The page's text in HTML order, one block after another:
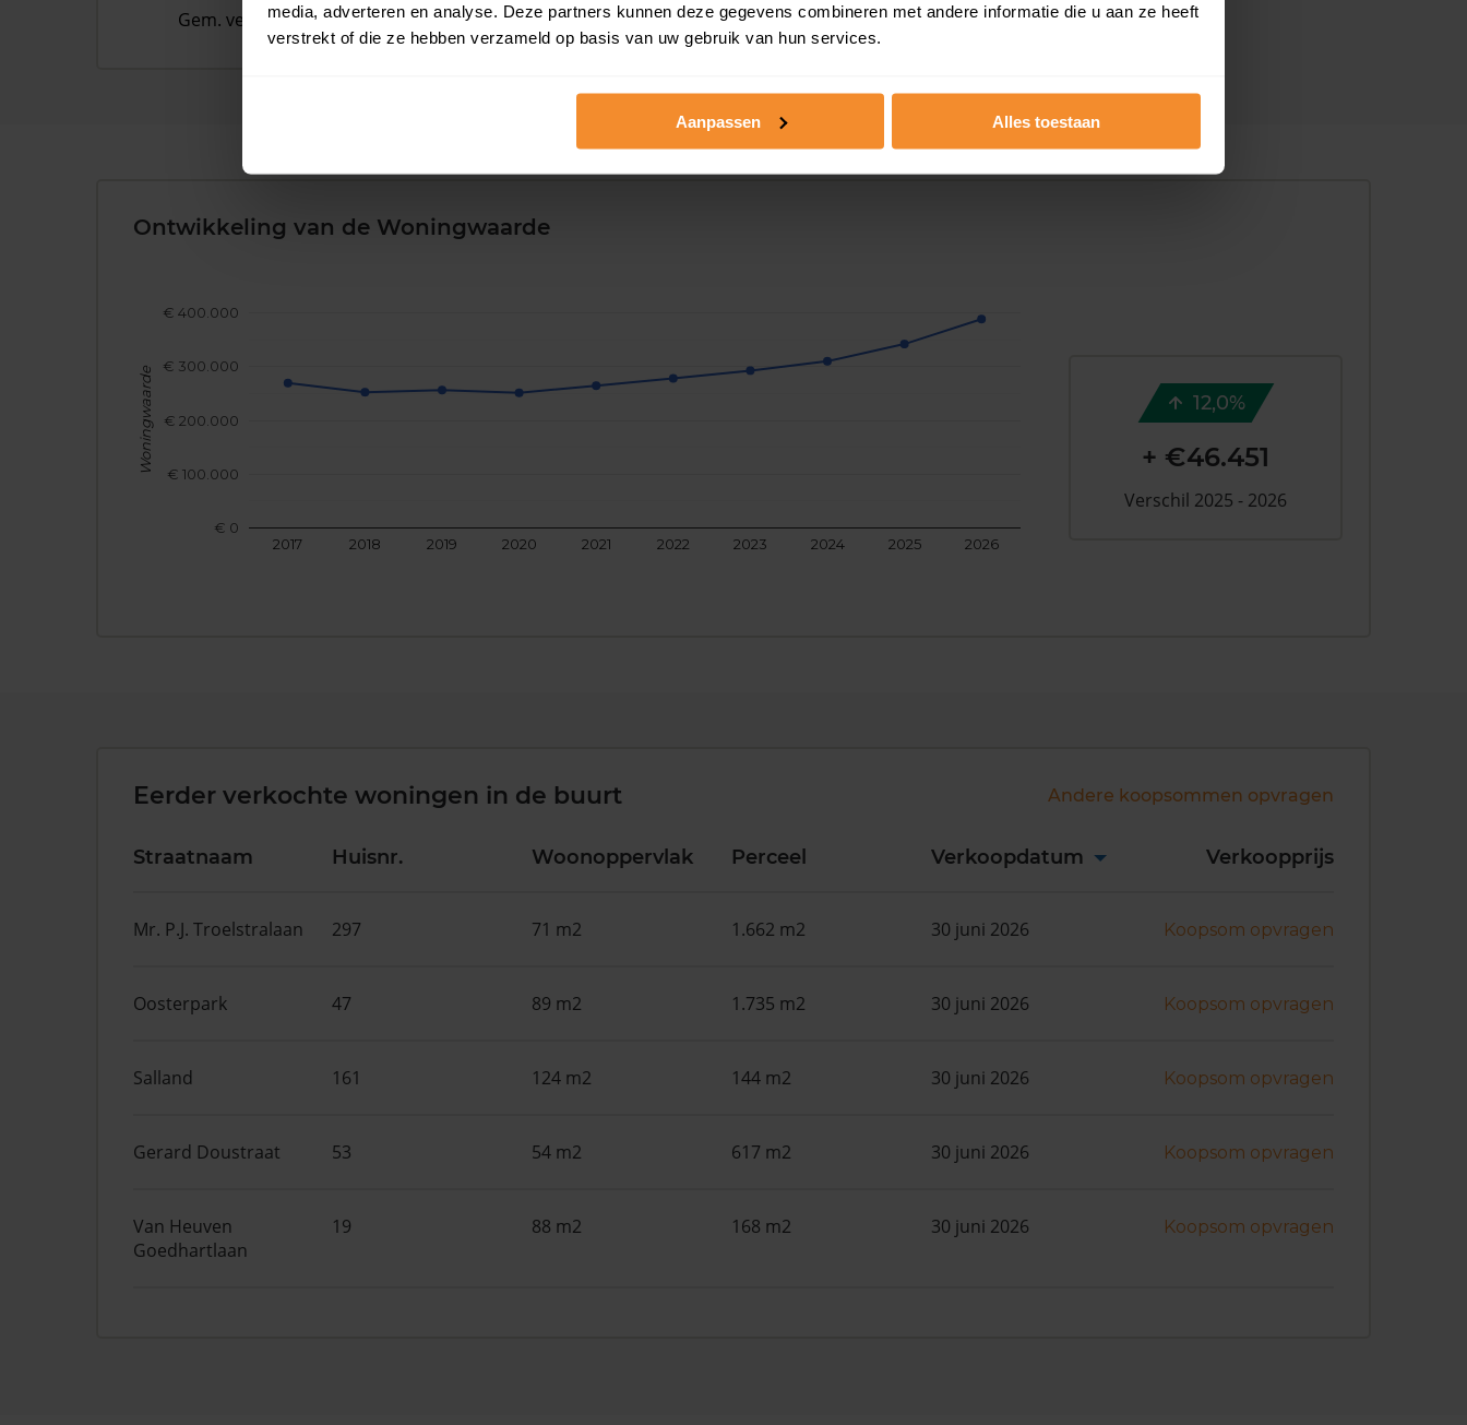
media, adverteren en analyse. Deze partners kunnen deze gegevens combineren met andere informatie die u aan ze heeft
verstrekt of die ze hebben verzameld op basis van uw gebruik van hun services.
Aanpassen Alles toestaan
Gem. verkooptijd
Ontwikkeling van de Woningwaarde
2017 2018 2019 2020 2021 2022 2023 2024 2025 2026
€ 0
€ 100.000
€ 200.000
€ 300.000
€ 400.000
Woningwaarde 12,0%
+ €46.451
Verschil 2025 - 2026
Eerder verkochte woningen in de buurt Andere koopsommen opvragen
Straatnaam Huisnr. Woonoppervlak Perceel Verkoopdatum Verkoopprijs
Mr. P.J. Troelstralaan 297 71 m2 1.662 m2 30 juni 2026 Koopsom opvragen
Oosterpark 47 89 m2 1.735 m2 30 juni 2026 Koopsom opvragen
Salland 161 124 m2 144 m2 30 juni 2026 Koopsom opvragen
Gerard Doustraat 53 54 m2 617 m2 30 juni 2026 Koopsom opvragen
Van Heuven
Goedhartlaan
19 88 m2 168 m2 30 juni 2026 Koopsom opvragen